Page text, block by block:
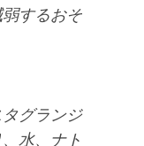
するおそ
グランジ
水、ナト